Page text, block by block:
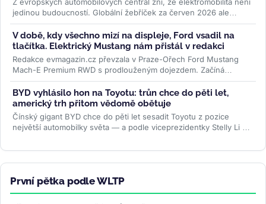
jedinou budoucností. Globální žebříček za červen 2026 ale
ukazuje...>>
V době, kdy všechno mizí na displeje, Ford vsadil na
tlačítka. Elektrický Mustang nám přistál v redakci
Redakce evmagazin.cz převzala v Praze-Ořech Ford Mustang
Mach-E Premium RWD s prodlouženým dojezdem. Začíná
půlroční test, ve kterém...>>
BYD vyhlásilo hon na Toyotu: trůn chce do pěti let,
americký trh přitom vědomě obětuje
Čínský gigant BYD chce do pěti let sesadit Toyotu z pozice
největší automobilky světa — a podle viceprezidentky Stelly Li k
První pětka podle WLTP